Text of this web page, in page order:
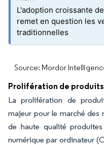
L'adoption croissante
remet en question les
traditionnelles
Source: Mordor
Prolifération de
La prolifération de
majeur pour le marché des
de haute qualité
numérique par ordinateur